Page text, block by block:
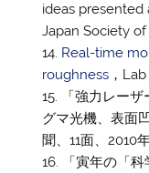
ideas presented
Japan Society
Real-time
roughness，Lab
「強力レー
グマ光機、表面
聞、11面、2010
「寅年の「